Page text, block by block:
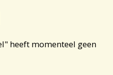
heeft momenteel geen